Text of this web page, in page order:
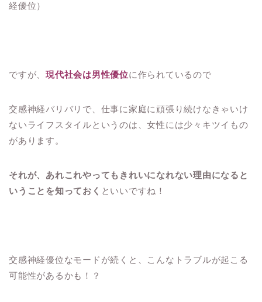
経優位）
ですが、現代社会は男性優位に作られているので
交感神経バリバリで、仕事に家庭に頑張り続けなきゃいけ
ないライフスタイルというのは、女性には少々キツイもの
があります。
それが、あれこれやってもきれいになれない理由になると
いうことを知っておく といいですね！
交感神経優位なモードが続くと、こんなトラブルが起こる
可能性があるかも！？